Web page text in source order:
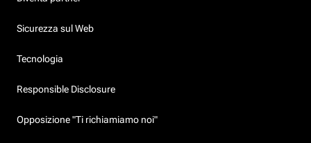
Sicurezza sul Web
Tecnologia
Responsible Disclosure
Opposizione "Ti richiamiamo noi"